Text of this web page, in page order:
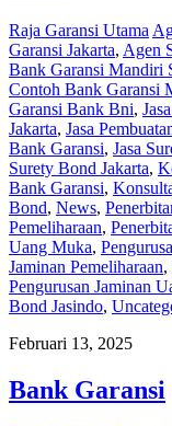
Raja Garansi Utama
Garansi Jakarta, Agen
Bank Garansi Mandiri
Contoh Bank Garansi
Garansi Bank Bni,
Jakarta, Jasa
Bank Garansi, Jasa
Surety Bond Jakarta,
Bank Garansi,
Bond, News,
Pemeliharaan,
Uang Muka,
Jaminan Pemeliharaan,
Pengurusan Jaminan
Bond Jasindo,
Februari 13, 2025
Bank Garansi